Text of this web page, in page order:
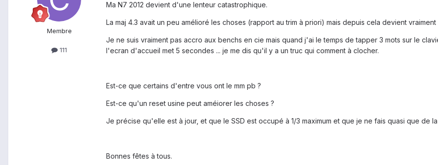
Membre
111
Ma N7 2012 devient d'une lenteur catastrophique.
La maj 4.3 avait un peu amélioré les choses (rapport au trim à priori) mais depuis cela devient vraiment
Je ne suis vraiment pas accro aux benchs en cie mais quand j'ai le temps de tapper 3 mots sur le
l'ecran d'accueil met 5 secondes ... je me dis qu'il y a un truc qui comment à clocher.
Est-ce que certains d'entre vous ont le mm pb ?
Est-ce qu'un reset usine peut améiorer les choses ?
Je précise qu'elle est à jour, et que le SSD est occupé à 1/3 maximum et que je ne fais quasi que de
Bonnes fêtes à tous.